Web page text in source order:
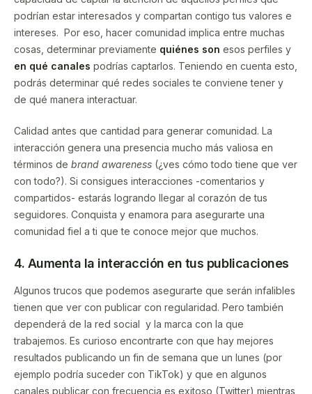
podrían estar interesados y compartan contigo tus valores e
intereses. Por eso, hacer comunidad implica entre muchas
cosas, determinar previamente quiénes son esos perfiles y
en qué canales podrías captarlos. Teniendo en cuenta esto,
podrás determinar qué redes sociales te conviene tener y
de qué manera interactuar.
Calidad antes que cantidad para generar comunidad. La
interacción genera una presencia mucho más valiosa en
términos de brand awareness (¿ves cómo todo tiene que ver
con todo?). Si consigues interacciones -comentarios y
compartidos- estarás logrando llegar al corazón de tus
seguidores. Conquista y enamora para asegurarte una
comunidad fiel a ti que te conoce mejor que muchos.
4. Aumenta la interacción en tus publicaciones
Algunos trucos que podemos asegurarte que serán infalibles
tienen que ver con publicar con regularidad. Pero también
dependerá de la red social y la marca con la que
trabajemos. Es curioso encontrarte con que hay mejores
resultados publicando un fin de semana que un lunes (por
ejemplo podría suceder con TikTok) y que en algunos
canales publicar con frecuencia es exitoso (Twitter) mientras